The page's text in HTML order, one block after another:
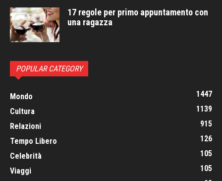
17 regole per primo appuntamento con
una ragazza
POPULAR CATEGORY
Mondo
1447
Cultura
1139
Relazioni
915
Tempo Libero
126
Celebrità
105
Viaggi
105